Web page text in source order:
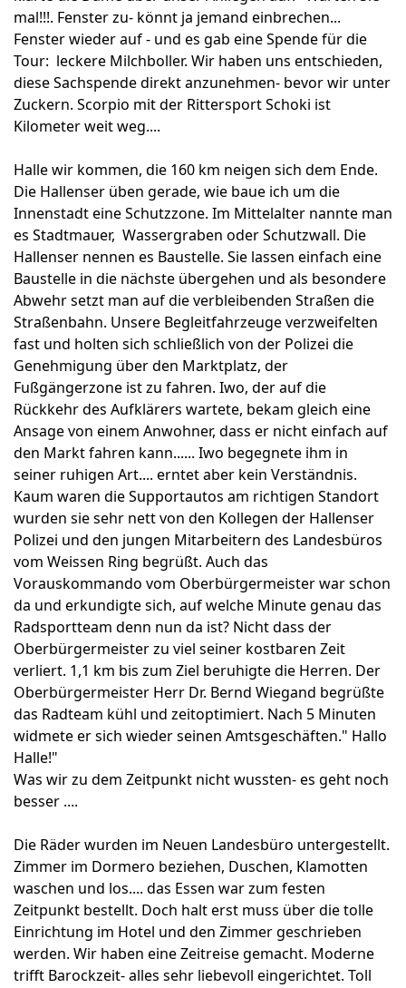
mal!!!. Fenster zu- könnt ja jemand einbrechen...
Fenster wieder auf - und es gab eine Spende für die
Tour: leckere Milchboller. Wir haben uns entschieden,
diese Sachspende direkt anzunehmen- bevor wir unter
Zuckern. Scorpio mit der Rittersport Schoki ist
Kilometer weit weg....
Halle wir kommen, die 160 km neigen sich dem Ende.
Die Hallenser üben gerade, wie baue ich um die
Innenstadt eine Schutzzone. Im Mittelalter nannte man
es Stadtmauer, Wassergraben oder Schutzwall. Die
Hallenser nennen es Baustelle. Sie lassen einfach eine
Baustelle in die nächste übergehen und als besondere
Abwehr setzt man auf die verbleibenden Straßen die
Straßenbahn. Unsere Begleitfahrzeuge verzweifelten
fast und holten sich schließlich von der Polizei die
Genehmigung über den Marktplatz, der
Fußgängerzone ist zu fahren. Iwo, der auf die
Rückkehr des Aufklärers wartete, bekam gleich eine
Ansage von einem Anwohner, dass er nicht einfach auf
den Markt fahren kann...... Iwo begegnete ihm in
seiner ruhigen Art.... erntet aber kein Verständnis.
Kaum waren die Supportautos am richtigen Standort
wurden sie sehr nett von den Kollegen der Hallenser
Polizei und den jungen Mitarbeitern des Landesbüros
vom Weissen Ring begrüßt. Auch das
Vorauskommando vom Oberbürgermeister war schon
da und erkundigte sich, auf welche Minute genau das
Radsportteam denn nun da ist? Nicht dass der
Oberbürgermeister zu viel seiner kostbaren Zeit
verliert. 1,1 km bis zum Ziel beruhigte die Herren. Der
Oberbürgermeister Herr Dr. Bernd Wiegand begrüßte
das Radteam kühl und zeitoptimiert. Nach 5 Minuten
widmete er sich wieder seinen Amtsgeschäften." Hallo
Halle!"
Was wir zu dem Zeitpunkt nicht wussten- es geht noch
besser ....
Die Räder wurden im Neuen Landesbüro untergestellt.
Zimmer im Dormero beziehen, Duschen, Klamotten
waschen und los.... das Essen war zum festen
Zeitpunkt bestellt. Doch halt erst muss über die tolle
Einrichtung im Hotel und den Zimmer geschrieben
werden. Wir haben eine Zeitreise gemacht. Moderne
trifft Barockzeit- alles sehr liebevoll eingerichtet. Toll